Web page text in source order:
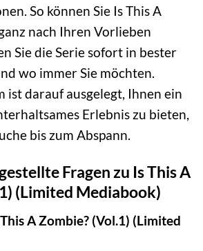
So können Sie Is This A
nach Ihren Vorlieben
Sie die Serie sofort in bester
wo immer Sie möchten.
ist darauf ausgelegt, Ihnen ein
Erlebnis zu bieten,
bis zum Abspann.
Fragen zu Is This A
(Limited Mediabook)
A Zombie? (Vol.1) (Limited